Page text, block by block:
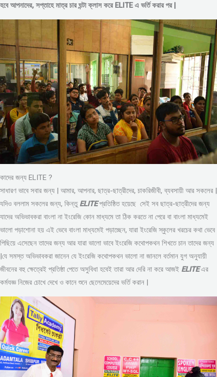
হবে আপনাদের, সপ্তাহে মাত্র চার ঘন্টা ক্লাস করে ELITE এ ভর্তি করার পর |
কাদের জন্য ELITE ?
সাধারণ ভাবে সবার জন্য | আমার, আপনার, ছাত্র-ছাত্রীদের, চাকরিজীবী, ব্যবসায়ী আর সকলের |
যদিও বললাম সকলের জন্য, কিন্তু ELITEপ্রতিষ্ঠিত হয়েছে সেই সব ছাত্র-ছাত্রীদের জন্য
যাদের অভিভাবকরা বাংলা না ইংরেজি কোন মাধ্যমে তা ঠিক করতে না পেরে বা বাংলা মাধ্যমেই
ভালো পড়াশোনা হয় এই ভেবে বাংলা মাধ্যমেই পড়াচ্ছেন, যারা ইংরেজি স্কুলের খরচের কথা ভেবে
পিছিয়ে এসেছেন তাদের জন্য আর যারা ভালো ভাবে ইংরেজি কথোপকথন শিখতে চান তাদের জন্য
|যে সমস্ত অভিভাবকরা জানেন যে ইংরেজি কথোপকথন ভালো না জানলে বর্তমান যুগ অনুযায়ী
জীবনের বহু ক্ষেত্রেই প্রতিষ্ঠা পেতে অসুবিধা হবেই তারা আর দেরি না করে আজই ELITEএর
কর্মযজ্ঞ নিজের চোখে দেখে ও কানে শুনে ছেলেমেয়েদের ভর্তি করান |